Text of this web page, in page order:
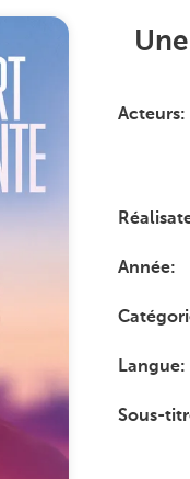
Acteurs
Année
Langue
Sous-